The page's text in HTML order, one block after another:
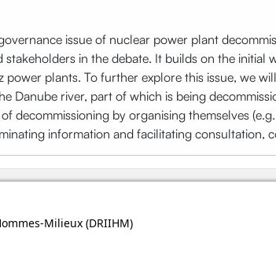
issue of nuclear power plant
in the debate. It builds on the initial
power plants. To further explore this issue, we
Danube river, part of which is being
decommissioning by organising themselves
information and facilitating consultation,
Milieux (DRIIHM)